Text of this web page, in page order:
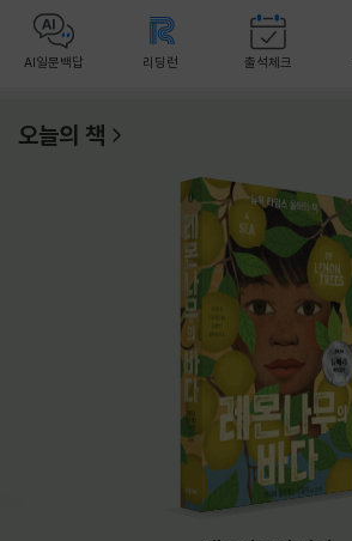
AI일문백답 리딩런 출석체크
오늘의 책